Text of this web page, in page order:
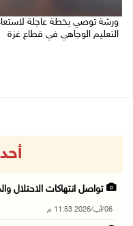
ورشة توصي بخطة عاجلة
التعليم الوجاهي في قطاع غزة
تواصل انتهاكات الاحتلال
06/آب/2026 11:53 م